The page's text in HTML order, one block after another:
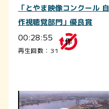
「とやま映像コンクール 自
作視聴覚部門」優良賞
00:28:55
再生回数：31